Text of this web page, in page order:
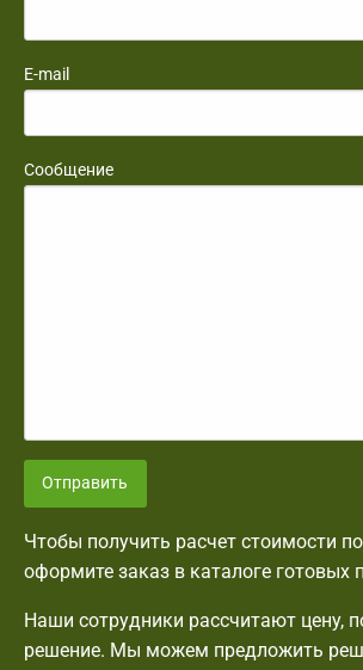
E-mail
Сообщение
Отправить
Чтобы получить расчет стоимости
оформите заказ в каталоге готовых
Наши сотрудники рассчитают цену,
решение. Мы можем предложить